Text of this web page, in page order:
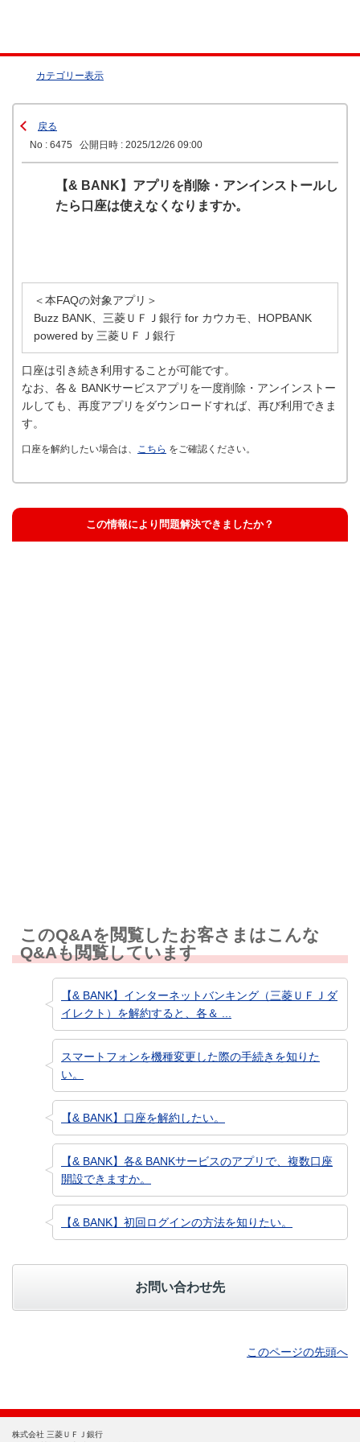
カテゴリー表示
戻る
No : 6475
公開日時 : 2025/12/26 09:00
【& BANK】アプリを削除・アンインストールし
たら口座は使えなくなりますか。
＜本FAQの対象アプリ＞
Buzz BANK、三菱ＵＦＪ銀行 for カウカモ、HOPBANK
powered by 三菱ＵＦＪ銀行
口座は引き続き利用することが可能です。
なお、各＆ BANKサービスアプリを一度削除・アンインストー
ルしても、再度アプリをダウンロードすれば、再び利用できま
す。
口座を解約したい場合は、 こちら をご確認ください。
この情報により問題解決できましたか？
このQ&Aを閲覧したお客さまはこんな
Q&Aも閲覧しています
【& BANK】インターネットバンキング（三菱ＵＦＪダ
イレクト）を解約すると、各＆ ...
スマートフォンを機種変更した際の手続きを知りた
い。
【& BANK】口座を解約したい。
【& BANK】各& BANKサービスのアプリで、複数口座
開設できますか。
【& BANK】初回ログインの方法を知りたい。
お問い合わせ先
このページの先頭へ
株式会社 三菱ＵＦＪ銀行